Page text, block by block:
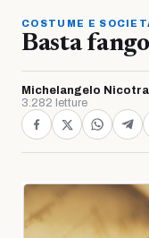
COSTUME E
Basta
Michelangelo Nicotra
3.282 letture